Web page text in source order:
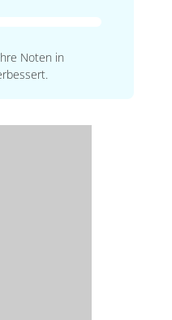
Noten in